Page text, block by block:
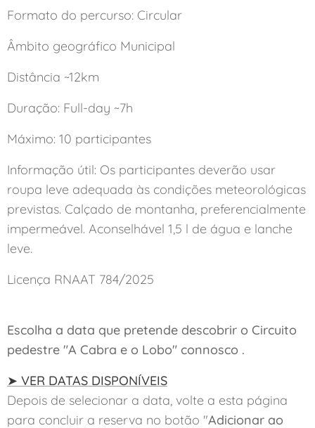
Formato do percurso: Circular
Âmbito geográfico Municipal
Distância ~12km
Duração: Full-day ~7h
Máximo: 10 participantes
Informação útil: Os participantes deverão usar
roupa leve adequada às condições meteorológicas
previstas. Calçado de montanha, preferencialmente
impermeável. Aconselhável 1,5 l de água e lanche
leve.
Licença RNAAT 784/2025
Escolha a data que pretende descobrir o Circuito
pedestre "A Cabra e o Lobo" connosco .
➤ VER DATAS DISPONÍVEIS
Depois de selecionar a data, volte a esta página
para concluir a reserva no botão "Adicionar ao